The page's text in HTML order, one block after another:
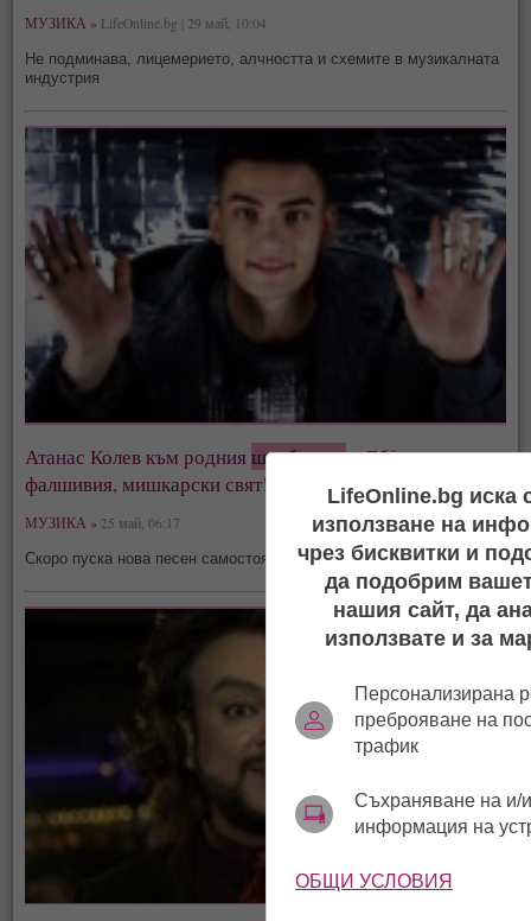
МУЗИКА » LifeOnline.bg | 29 май, 10:04
Не подминава, лицемерието, алчността и схемите в музикалната
индустрия
Атанас Колев към роднияшоубизнес: „Еб*л съм им
фалшивия, мишкарски свят!“
МУЗИКА » 25 май, 06:17
Скоро пуска нова песен самостоятелно
LifeOnline.bg иска
използване на
чрез бисквитки и
да подобрим
нашия сайт, да
използвате и за
Персонализирана
преброяване на
трафик
Съхраняване на и/
информация на
ОБЩИ УСЛОВИЯ